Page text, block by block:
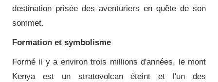
destination prisée des aventuriers en quête de son
sommet.
Formation et symbolisme
Formé il y a environ trois millions d'années, le mont
Kenya est un stratovolcan éteint et l'un des